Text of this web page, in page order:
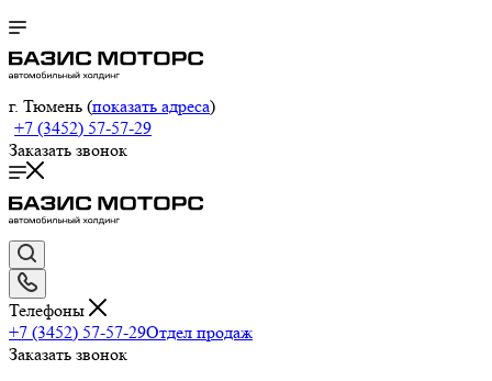
г. Тюмень (показать адреса)
+7 (3452) 57-57-29
Заказать звонок
Телефоны
+7 (3452) 57-57-29Отдел продаж
Заказать звонок